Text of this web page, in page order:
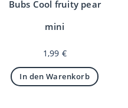
Bubs Cool fruity pear
mini
1,99 €
In den Warenkorb